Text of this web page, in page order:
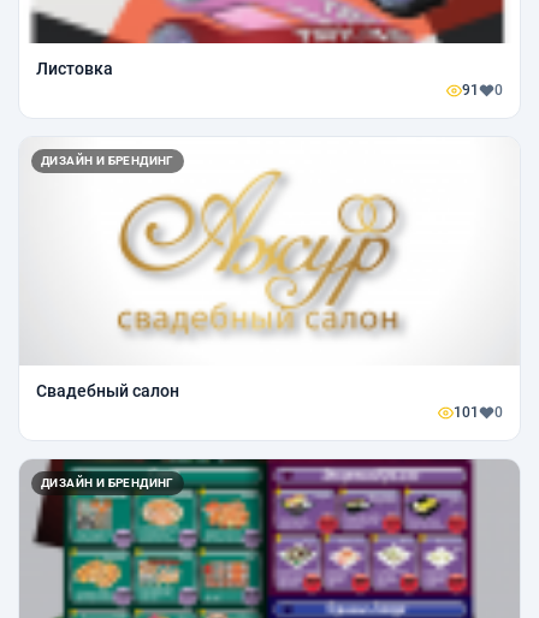
Листовка
91 0
ДИЗАЙН И БРЕНДИНГ
Свадебный салон
101 0
ДИЗАЙН И БРЕНДИНГ